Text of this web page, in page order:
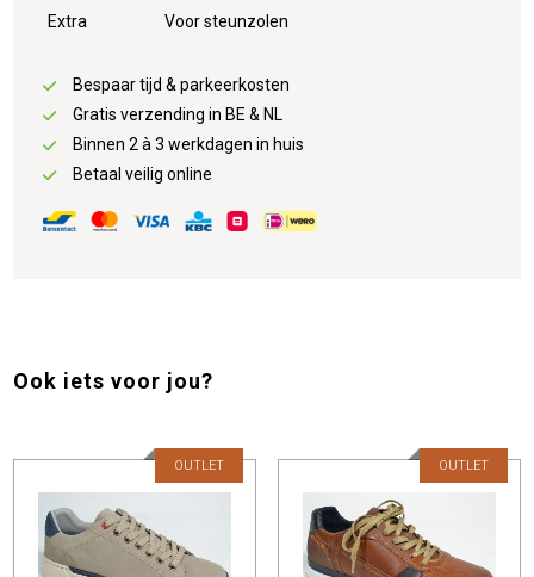
Extra
Voor steunzolen
Bespaar tijd & parkeerkosten
Gratis verzending in BE & NL
Binnen 2 à 3 werkdagen in huis
Betaal veilig online
Ook iets voor jou?
OUTLET OUTLET